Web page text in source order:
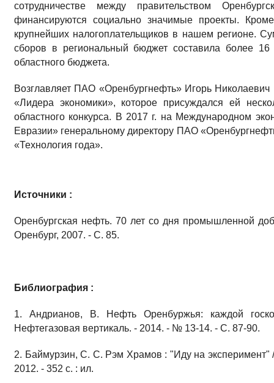
сотрудничестве между правительством
финансируются социально значимые проекты.
крупнейших налогоплательщиков в нашем регионе.
сборов в региональный бюджет составила более
областного бюджета.
Возглавляет ПАО «Оренбургнефть» Игорь
«Лидера экономики», которое присуждался ей
областного конкурса. В 2017 г. на Международном
Евразии» генеральному директору ПАО
«Технология года».
Источники :
Оренбургская нефть. 70 лет со дня промышленной
Оренбург, 2007. - С. 85.
Библиография :
1. Андрианов, В. Нефть Оренбуржья: каждой
Нефтегазовая вертикаль. - 2014. - № 13-14. - С. 87-90.
2. Баймурзин, С. С. Рэм Храмов : "Иду на
2012. - 352 с. : ил.